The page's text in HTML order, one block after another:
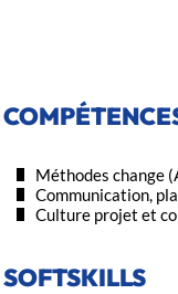
Méthodes change
Communication,
Culture projet et
SOFTSKILLS